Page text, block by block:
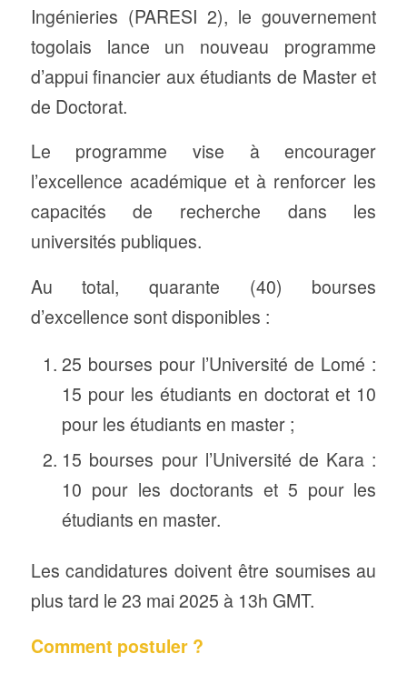
Ingénieries (PARESI 2), le gouvernement
togolais lance un nouveau programme
d’appui financier aux étudiants de Master et
de Doctorat.
Le programme vise à encourager
l’excellence académique et à renforcer les
capacités de recherche dans les
universités publiques.
Au total, quarante (40) bourses
d’excellence sont disponibles :
25 bourses pour l’Université de Lomé :
15 pour les étudiants en doctorat et 10
pour les étudiants en master ;
15 bourses pour l’Université de Kara :
10 pour les doctorants et 5 pour les
étudiants en master.
Les candidatures doivent être soumises au
plus tard le 23 mai 2025 à 13h GMT.
Comment postuler ?